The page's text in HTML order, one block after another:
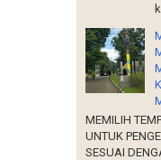
MEMILIH
UNTUK
SESUAI